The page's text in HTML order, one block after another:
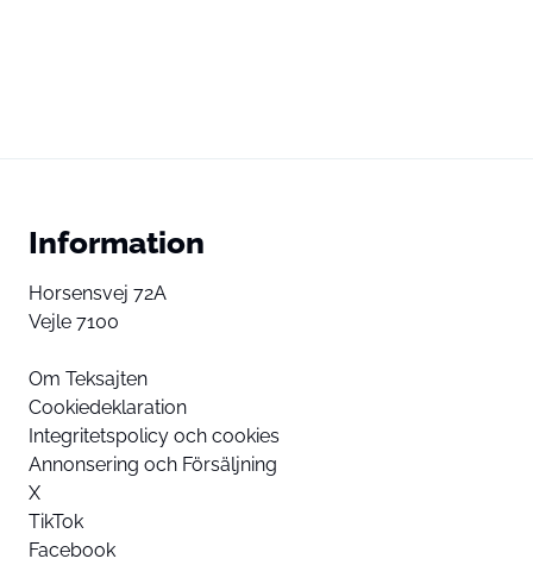
Information
Horsensvej 72A
Vejle 7100
Om Teksajten
Cookiedeklaration
Integritetspolicy och cookies
Annonsering och Försäljning
X
TikTok
Facebook